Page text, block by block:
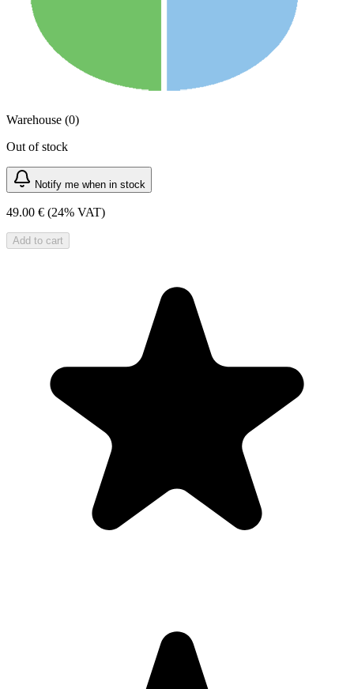
Warehouse (0)
Out of stock
Notify me when in stock
49.00 € (24% VAT)
Add to cart